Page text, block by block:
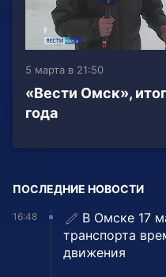
5 марта в 21:50
«Вести Омск»,
года
ПОСЛЕДНИЕ НОВОСТИ
16:48
В Омске 17
транспорта
движения